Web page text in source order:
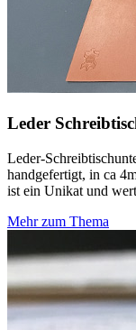
Leder
Leder-
handgefertigt, in ca
ist ein Unikat und
Mehr zum Thema